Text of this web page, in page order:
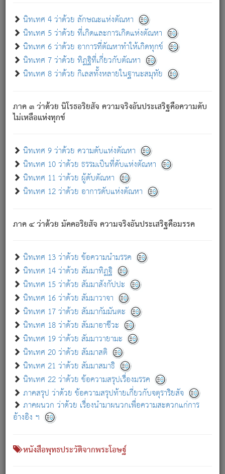
นิทเทศ 4 ว่าด้วย ลักษณะแห่งตัณหา
นิทเทศ 5 ว่าด้วย ที่เกิดและการเกิดแห่งตัณหา
นิทเทศ 6 ว่าด้วย อาการที่ตัณหาทำให้เกิดทุกข์
นิทเทศ 7 ว่าด้วย ทิฏฐิที่เกี่ยวกับตัณหา
นิทเทศ 8 ว่าด้วย กิเลสทั้งหลายในฐานะสมุทัย
ภาค ๓ ว่าด้วย นิโรธอริยสัจ ความจริงอันประเสริฐคือความดับ
ไม่เหลือแห่งทุกข์
นิทเทศ 9 ว่าด้วย ความดับแห่งตัณหา
นิทเทศ 10 ว่าด้วย ธรรมเป็นที่ดับแห่งตัณหา
นิทเทศ 11 ว่าด้วย ผู้ดับตัณหา
นิทเทศ 12 ว่าด้วย อาการดับแห่งตัณหา
ภาค ๔ ว่าด้วย มัคคอริยสัจ ความจริงอันประเสริฐคือมรรค
นิทเทศ 13 ว่าด้วย ข้อความนำมรรค
นิทเทศ 14 ว่าด้วย สัมมาทิฏฐิ
นิทเทศ 15 ว่าด้วย สัมมาสังกัปปะ
นิทเทศ 16 ว่าด้วย สัมมาวาจา
นิทเทศ 17 ว่าด้วย สัมมากัมมันตะ
นิทเทศ 18 ว่าด้วย สัมมาอาชีวะ
นิทเทศ 19 ว่าด้วย สัมมาวายามะ
นิทเทศ 20 ว่าด้วย สัมมาสติ
นิทเทศ 21 ว่าด้วย สัมมาสมาธิ
นิทเทศ 22 ว่าด้วย ข้อความสรุปเรื่องมรรค
ภาคสรุป ว่าด้วย ข้อความสรุปท้ายเกี่ยวกับจตุราริยสัจ
ภาคผนวก ว่าด้วย เรื่องนำมาผนวกเพื่อความสะดวกแก่การ
อ้างอิง ฯ
หนังสือพุทธประวัติจากพระโอษฐ์
อย่างนี้อยู่; เขาย่อมละภวตัณหาได้ และไม่เพลิดเพลินวิภวตัณหา
ด้วย.
ความดับเพราะความสำรอกไม่เหลือ (แห่งภพทั้งหลาย)
เพราะความสิ้นไปแห่งตัณหาโดยประการทั้งปวง นั้นคือ
นิพพาน.
ภพใหม่ย่อมไม่มีแก่ภิกษุนั้น ผู้ดับเย็นสนิทแล้ว เพราะไม่มี
ภิกษุนั้น เป็นผู้ครอบงำมารได้แล้ว ชนะสงครามแล้ว ก้าวล่วง
ภพทั้งหลายทั้งปวงได้แล้ว เป็นผู้คงที่ (คือไม่เปลี่ยนแปลงอีกต่อ
- อุ.ขุ. ๒๕/๑๒๑/๘๔.
(ข้อความนี้ เป็นพระพุทธอุทานที่ทรงเปล่งออก ที่โคนต้นโพธิ์
เป็นที่ตรัสรู้ เมื่อตรัสรู้แล้วได้ 7 วัน)
เกี่ยวกับธรรมโฆษณ์ออนไลน์ (Disclaimer)
แม้ระบบ "ธรรมโฆษณ์ออนไลน์" พยายามปรับปรุงข้อมูลให้ถูกต้องมากที่สุด
ผู้ศึกษาก็พึงตรวจสอบกับตัวเล่มหนังสือต้นฉบับ ที่มีการพิมพ์ครั้งล่าสุด
ก่อนนำข้อมูลไปใช้ในการอ้างอิง"
เกี่ยวกับอัตถจารี|เกี่ยวกับการพัฒนา|แจ้งข้อผิดพลาด / แนะนำ
หนังสือที่เกี่ยวข้อง